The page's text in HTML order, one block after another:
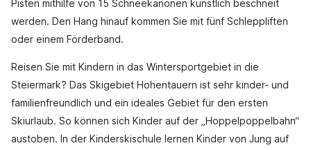
Pisten mithilfe von 15 Schneekanonen künstlich beschneit
werden. Den Hang hinauf kommen Sie mit fünf Schleppliften
oder einem Förderband.
Reisen Sie mit Kindern in das Wintersportgebiet in die
Steiermark? Das Skigebiet Hohentauern ist sehr kinder- und
familienfreundlich und ein ideales Gebiet für den ersten
Skiurlaub. So können sich Kinder auf der „Hoppelpoppelbahn“
austoben. In der Kinderskischule lernen Kinder von Jung auf